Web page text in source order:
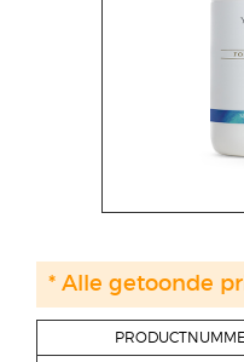
* Alle getoonde